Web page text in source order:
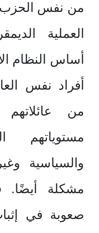
من نفس الحزب
العملية
أساس النظام
أفراد نفس
من
مستوياتهم
والسياسية
مشكلة أيضًا.
صعوبة في